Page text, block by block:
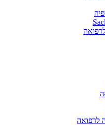
לרפואה